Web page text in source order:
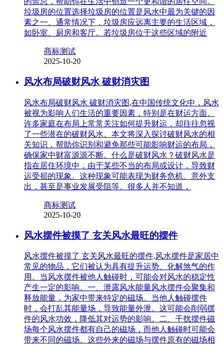
垃圾房的位置选择垃圾房的位置是风水中最为关键的因
素之一。通常情况下，垃圾房应远离主要的生活区域，
如卧室、厨房和客厅。若垃圾房位于这些区域的附近
商标测试
2025-10-20
风水布局破财风水 破财消灾图
风水布局破财风水 破财消灾图,在中国传统文化中，风水
被视为影响人们生活的重要因素，特别是在财运方面。
许多家庭在布局上常常关注如何提升财运，却往往忽视
了一些潜在的破财风水。本文将深入探讨破财风水的相
关知识，帮助你识别和避免那些可能影响财运的布局，
确保家中财富源源不断。什么是破财风水？破财风水是
指在居住环境中，由于某些不当的布局或设计，导致财
运受损的现象。这种现象可能表现为财务危机、意外支
出，甚至是事业发展受阻等。很多人并不知道，
商标测试
2025-10-20
风水摆件被摸了 玄关风水最旺的摆件
风水摆件被摸了 玄关风水最旺的摆件,风水摆件是家居中
常见的物品，它们被认为具有提升运势、化解煞气的作
用。当风水摆件被他人触碰时，可能会对风水的稳定性
产生一定的影响。一、泄露风水能量风水摆件会聚集和
释放能量，为家中带来特定的磁场。当他人触碰摆件
时，会打乱其能量场，导致能量外泄。这可能会削弱摆
件的风水功效，降低其对运势的影响。二、干扰摆件磁
场每个风水摆件都有自己的磁场，而他人触碰时可能会
带来不同的磁场。这些外来的磁场与摆件原有的磁场相